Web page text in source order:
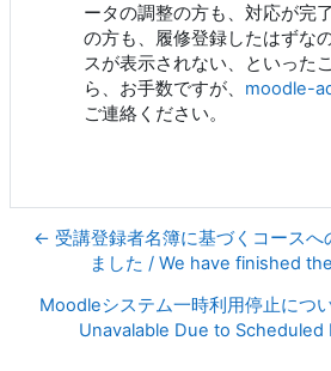
ータの調整の方も、対応が完
の方も、履修登録したはずな
スが表示されない、といった
ら、お手数ですが、 moodle-
ご連絡ください。
← 受講登録者名簿に基づくコースへ
ました / We have finished
Moodleシステム一時利用停止につ
Unavalable Due to